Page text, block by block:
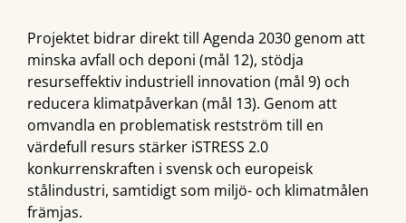
Projektet bidrar direkt till Agenda 2030 genom att
minska avfall och deponi (mål 12), stödja
resurseffektiv industriell innovation (mål 9) och
reducera klimatpåverkan (mål 13). Genom att
omvandla en problematisk restström till en
värdefull resurs stärker iSTRESS 2.0
konkurrenskraften i svensk och europeisk
stålindustri, samtidigt som miljö- och klimatmålen
främjas.